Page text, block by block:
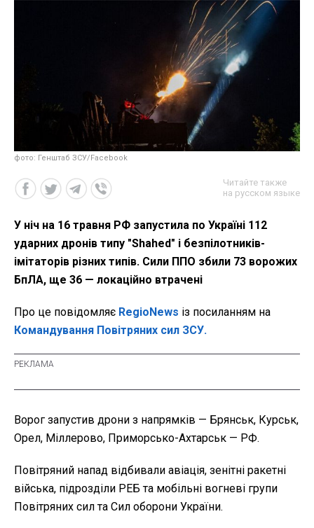
фото: Генштаб ЗСУ/Facebook
Читайте также
на русском языке
У ніч на 16 травня РФ запустила по Україні 112
ударних дронів типу "Shahed" і безпілотників-
імітаторів різних типів. Сили ППО збили 73 ворожих
БпЛА, ще 36 — локаційно втрачені
Про це повідомляє RegioNews із посиланням на
Командування Повітряних сил ЗСУ.
Ворог запустив дрони з напрямків — Брянськ, Курськ,
Орел, Міллерово, Приморсько-Ахтарськ — РФ.
Повітряний напад відбивали авіація, зенітні ракетні
війська, підрозділи РЕБ та мобільні вогневі групи
Повітряних сил та Сил оборони України.